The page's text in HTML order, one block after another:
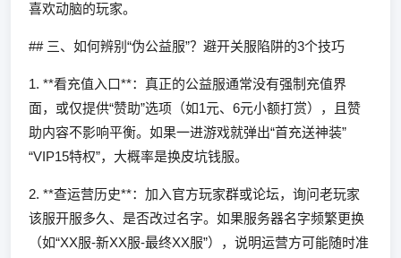
喜欢动脑的玩家。
## 三、如何辨别“伪公益服”？避开关服陷阱的3个技巧
1. **看充值入口**：真正的公益服通常没有强制充值界
面，或仅提供“赞助”选项（如1元、6元小额打赏），且赞
助内容不影响平衡。如果一进游戏就弹出“首充送神装”
“VIP15特权”，大概率是换皮坑钱服。
2. **查运营历史**：加入官方玩家群或论坛，询问老玩家
该服开服多久、是否改过名字。如果服务器名字频繁更换
（如“XX服-新XX服-最终XX服”），说明运营方可能随时准